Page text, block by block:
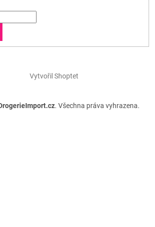
Vytvořil Shoptet
. Všechna práva vyhrazena.